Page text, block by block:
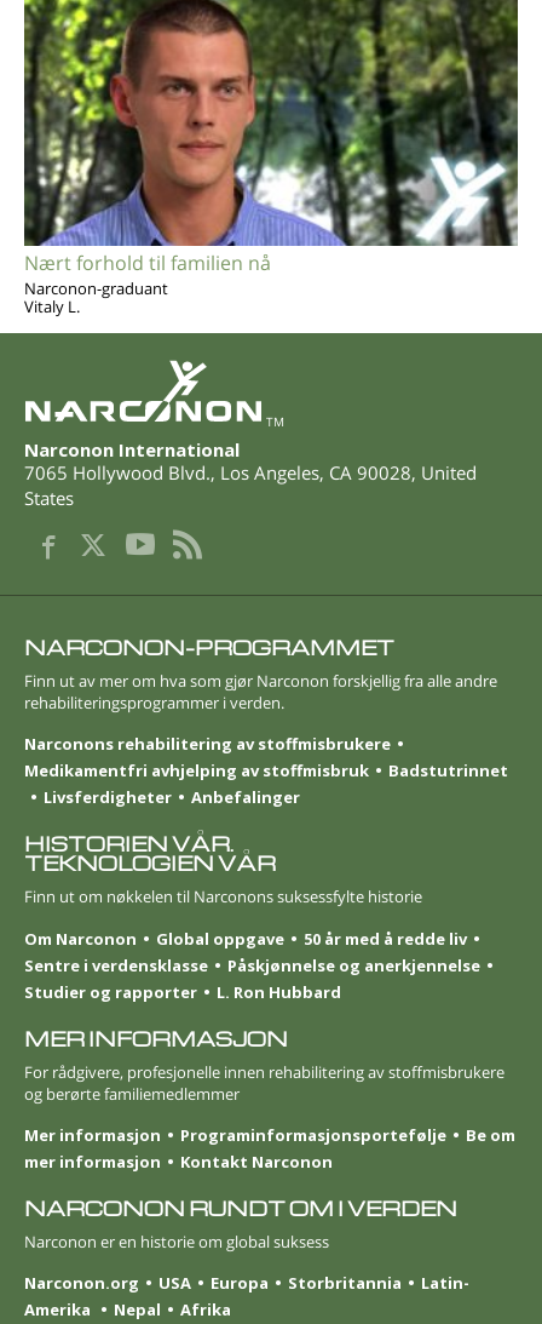
Nært forhold til familien nå
Narconon-graduant
Vitaly L.
TM
Narconon International
7065 Hollywood Blvd., Los Angeles, CA 90028, United
States
NARCONON-PROGRAMMET
Finn ut av mer om hva som gjør Narconon forskjellig fra alle andre
rehabiliterings­programmer i verden.
Narconons rehabilitering av stoffmisbrukere
Medikamentfri avhjelping av stoffmisbruk
Badstutrinnet
Livsferdigheter
Anbefalinger
HISTORIEN VÅR.
TEKNOLOGIEN VÅR
Finn ut om nøkkelen til Narconons suksessfylte historie
Om Narconon
Global oppgave
50 år med å redde liv
Sentre i verdensklasse
Påskjønnelse og anerkjennelse
Studier og rapporter
L. Ron Hubbard
MER INFORMASJON
For rådgivere, profesjonelle innen rehabilitering av stoffmisbrukere
og berørte familie­medlemmer
Mer informasjon
Program­informasjons­portefølje
Be om
mer informasjon
Kontakt Narconon
NARCONON RUNDT OM I VERDEN
Narconon er en historie om global suksess
Narconon.org
USA Europa Storbritannia
Latin-
Amerika
Nepal Afrika